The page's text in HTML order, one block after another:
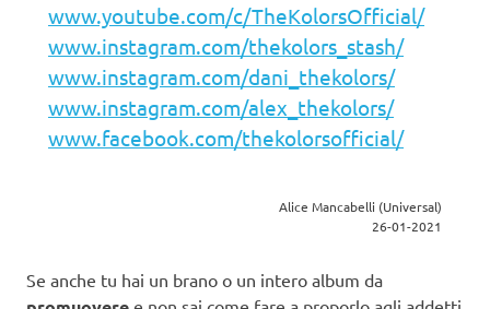
www.youtube.com/c/TheKolorsOfficial/
www.instagram.com/thekolors_stash/
www.instagram.com/dani_thekolors/
www.instagram.com/alex_thekolors/
www.facebook.com/thekolorsofficial/
Alice Mancabelli (Universal)
26-01-2021
Se anche tu hai un brano o un intero album da